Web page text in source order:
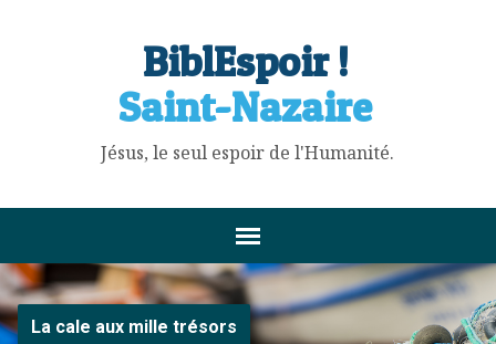
BiblEspoir !
Saint-Nazaire
Jésus, le seul espoir de l'Humanité.
La cale aux mille trésors